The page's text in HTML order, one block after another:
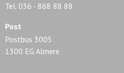
Tel. 036 - 868 88 88
Post
Postbus 3005
1300 EG Almere